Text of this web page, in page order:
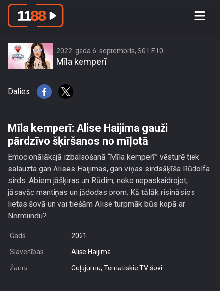
Mīla kemperī: Alise Haijima gauži
2022. gada 6. septembris, S01 E10
Mīla kemperī
Dalies
Mīla kemperī: Alise Haijima gauži
pārdzīvo šķiršanos no mīļotā
Emocionālākajā izbalsošanā “Mīla kemperī” vēsturē tiek
salauzta gan Alises Haijimas, gan viņas sirdsāķīša Rūdolfa
sirds. Abiem jāšķiras un Rūdim, neko nepaskaidrojot,
jāsavāc mantiņas un jādodas prom. Kā tālāk risināsies
lietas šovā un vai tiešām Alise turpmāk būs kopā ar
Normundu?
Gads 2021
Slavenības Alise Haijima
Žanrs Ceļojumu, Tematiskie TV šovi